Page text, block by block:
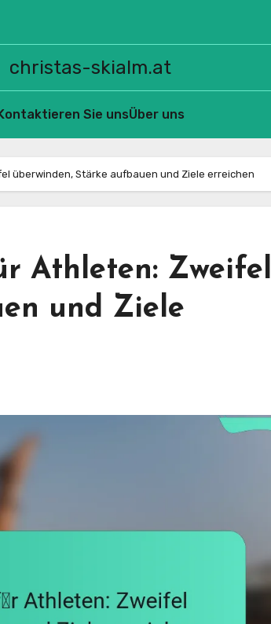
christas-skialm.at
Sie unsÜber uns
überwinden, Stärke aufbauen und Ziele erreichen
Athleten: Zweifel
und Ziele